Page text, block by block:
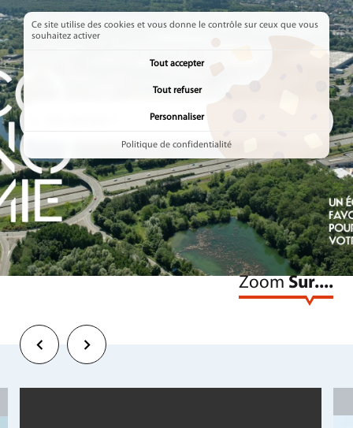
Rechercher
Rechercher
LES PAGES LES PLUS CONSULTÉES
Zoom Sur....
Précédent Suivant
Ce site utilise des cookies et vous donne le contrôle sur ceux que vous
souhaitez activer
Tout accepter
Tout refuser
Personnaliser
Politique de confidentialité